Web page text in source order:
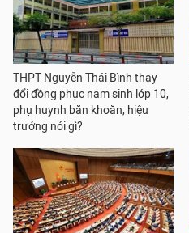
THPT Nguyễn Thái Bình thay
đổi đồng phục nam sinh lớp 10,
phụ huynh băn khoăn, hiệu
trưởng nói gì?